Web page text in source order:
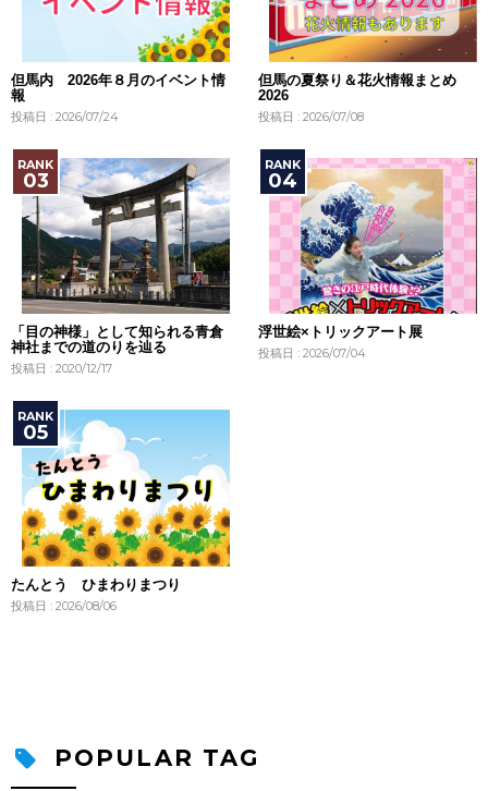
但馬内 2026年８月のイベント情
報
投稿日 : 2026/07/24
但馬の夏祭り＆花火情報まとめ
2026
投稿日 : 2026/07/08
「目の神様」として知られる青倉
神社までの道のりを辿る
投稿日 : 2020/12/17
浮世絵×トリックアート展
投稿日 : 2026/07/04
たんとう ひまわりまつり
投稿日 : 2026/08/06
POPULAR TAG